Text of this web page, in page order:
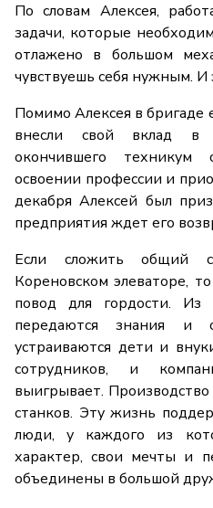
По словам Алексея,
задачи, которые
отлажено в большом
чувствуешь себя нужным. И
Помимо Алексея в бригаде
внесли свой вклад в
окончившего
освоении профессии и
декабря Алексей был
предприятия ждет его
Если сложить общий
Кореновском элеваторе,
повод для гордости. Из
передаются знания и
устраиваются дети и
сотрудников, и
выигрывает.
станков. Эту жизнь
люди, у каждого из
характер, свои мечты и
объединены в большой